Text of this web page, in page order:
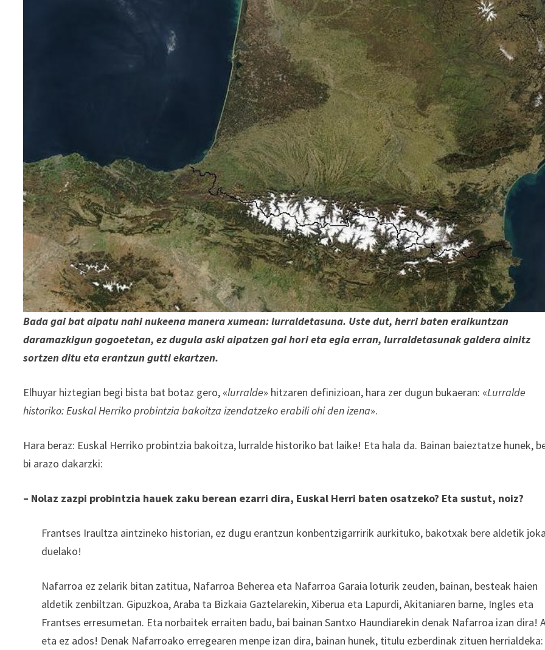
Bada gai bat aipatu nahi nukeena manera xumean: lurraldetasuna. Uste dut, herri baten eraikuntzan
daramazkigun gogoetetan, ez dugula aski aipatzen gai hori eta egia erran, lurraldetasunak galdera ainitz
sortzen ditu eta erantzun gutti ekartzen.
Elhuyar hiztegian begi bista bat botaz gero, «lurralde» hitzaren definizioan, hara zer dugun bukaeran: «Lurralde
historiko: Euskal Herriko probintzia bakoitza izendatzeko erabili ohi den izena».
Hara beraz: Euskal Herriko probintzia bakoitza, lurralde historiko bat laike! Eta hala da. Bainan baieztatze hunek,
bi arazo dakarzki:
– Nolaz zazpi probintzia hauek zaku berean ezarri dira, Euskal Herri baten osatzeko? Eta sustut, noiz?
Frantses Iraultza aintzineko historian, ez dugu erantzun konbentzigarririk aurkituko, bakotxak bere aldetik
duelako!
Nafarroa ez zelarik bitan zatitua, Nafarroa Beherea eta Nafarroa Garaia loturik zeuden, bainan, besteak haien
aldetik zenbiltzan. Gipuzkoa, Araba ta Bizkaia Gaztelarekin, Xiberua eta Lapurdi, Akitaniaren barne, Ingles eta
Frantses erresumetan. Eta norbaitek erraiten badu, bai bainan Santxo Haundiarekin denak Nafarroa izan dira!
eta ez ados! Denak Nafarroako erregearen menpe izan dira, bainan hunek, titulu ezberdinak zituen herrialdeka: